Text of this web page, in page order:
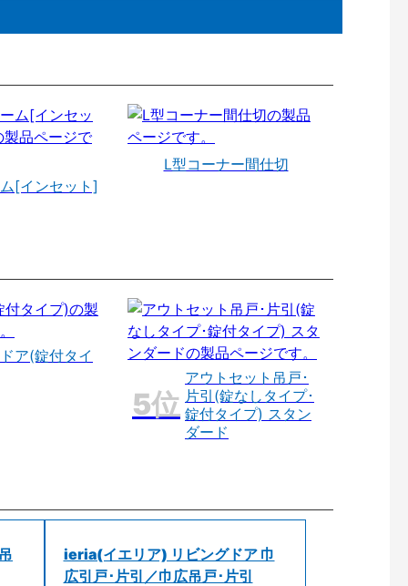
[インセット]
L型コーナー間仕切
ア(錠付タイ
アウトセット吊戸･
片引(錠なしタイプ･
錠付タイプ) スタン
ダード
ieria(イエリア) リビングドア 巾
広引戸･片引／巾広吊戸･片引